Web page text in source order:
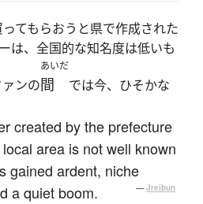
ってもらおうと県で作成された
は、全国的な知名度は低いも
ンの
あいだ
間
では今、ひそかな
created by the prefecture
area is not well known
gained ardent, niche
a quiet boom.
— Jreibun